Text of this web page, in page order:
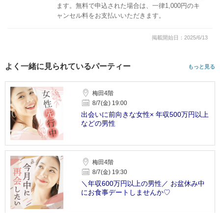
ます。無料で申込された場合は、一律1,000円のキ
ャンセル料をお支払いいただきます。
掲載開始日：2025/6/13
よく一緒に見られているパーティー もっと見る
梅田4階
8/7(金) 19:00
出会いに前向きな女性× 年収500万円以上
などの男性
梅田4階
8/7(金) 19:30
＼年収600万円以上の男性／ お盆休み中
にお食事デートしませんか♡